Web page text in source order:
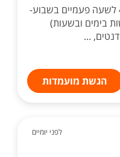
מיקום: גבעת שאול שכר בסיס 40 לשעה פעמיים בשבוע-
בימים ובשעות)
...
הגשת מועמדות
לפני יומיים